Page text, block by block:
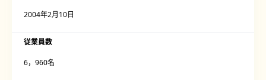
2004年2月10日
従業員数
6，960名